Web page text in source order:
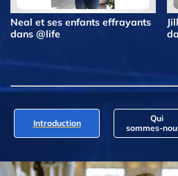
Neal et ses enfants effrayants
dans @life
Introduction
Qui